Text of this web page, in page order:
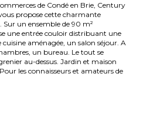
de Condé en Brie, Century
propose cette charmante
Sur un ensemble de 90 m²
une entrée couloir distribuant une
cuisine aménagée, un salon séjour. A
un bureau. Le tout se
au-dessus. Jardin et maison
les connaisseurs et amateurs de